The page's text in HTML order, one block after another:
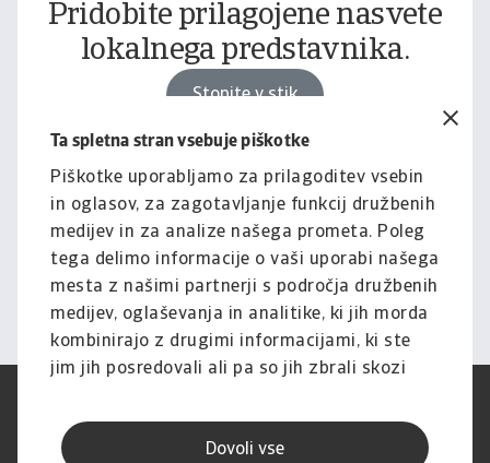
Ta spletna stran vsebuje piškotke
Piškotke uporabljamo za prilagoditev vsebin
in oglasov, za zagotavljanje funkcij družbenih
medijev in za analize našega prometa. Poleg
tega delimo informacije o vaši uporabi našega
mesta z našimi partnerji s področja družbenih
medijev, oglaševanja in analitike, ki jih morda
kombinirajo z drugimi informacijami, ki ste
jim jih posredovali ali pa so jih zbrali skozi
Dovoli vse
Pridobite prilagojene nasvete
lokalnega predstavnika.
Stopite v stik
Znanje in raziskave
Omogočite svoje poslovanje z
vpogledi in novicami.
Raziščite znanje
Varstvo podatkov
Izjava o omejitvi odgovornosti
Kakovost storitev